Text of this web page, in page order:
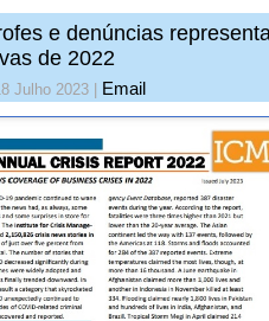
e denúncias
de 2022
Julho 2023 Email